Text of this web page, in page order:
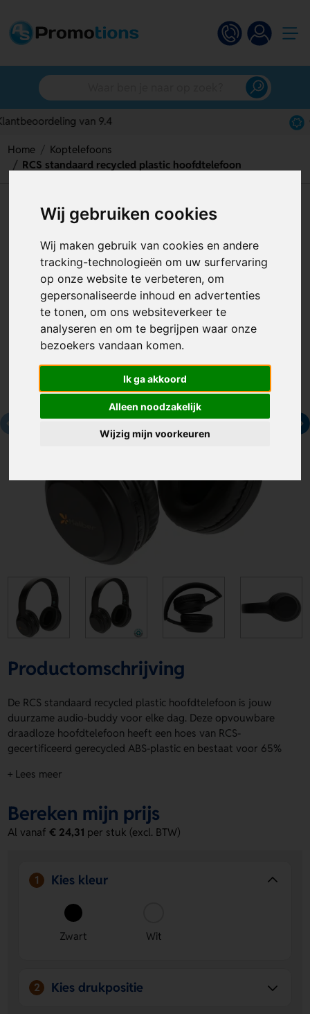
Wij gebruiken cookies
Wij maken gebruik van cookies en andere
tracking-technologieën om uw surfervaring
op onze website te verbeteren, om
gepersonaliseerde inhoud en advertenties
te tonen, om ons websiteverkeer te
analyseren en om te begrijpen waar onze
bezoekers vandaan komen.
Ik ga akkoord
Alleen noodzakelijk
Wijzig mijn voorkeuren
Gratis digitaal ontwerp
Home
Koptelefoons
RCS standaard recycled plastic hoofdtelefoon
RCS standaard recycled plastic
Artikelnummer:127475
Productomschrijving
De RCS standaard recycled plastic hoofdtelefoon is jouw
duurzame audio-buddy voor elke dag. Deze opvouwbare
draadloze hoofdtelefoon heeft een hoes van RCS-
gecertificeerd gerecycled ABS-plastic en bestaat voor 65%
Dankzij BT 5.0 geniet je van een soepele verbinding en tot 6
geluid. Verkrijgbaar in Zwart en Wit. De RCS standaard
recycled plastic hoofdtelefoon kan bedrukt worden op de
Linker zijkant en Rechter zijkant voor een logo, naam of
Voordelen van de RCS standaard
recycled plastic hoofdtelefoon
Duurzaam materiaalgebruik
gecertificeerd gerecycled ABS-plastic en PVC-vrij
of eigen ontwerp aanbrengen op de linker zijkant of
rechter zijkant.
+ Lees meer
Bereken mijn prijs
Al vanaf€ 24,31 per stuk (excl. BTW)
1 Kies kleur
Zwart Wit
2 Kies drukpositie